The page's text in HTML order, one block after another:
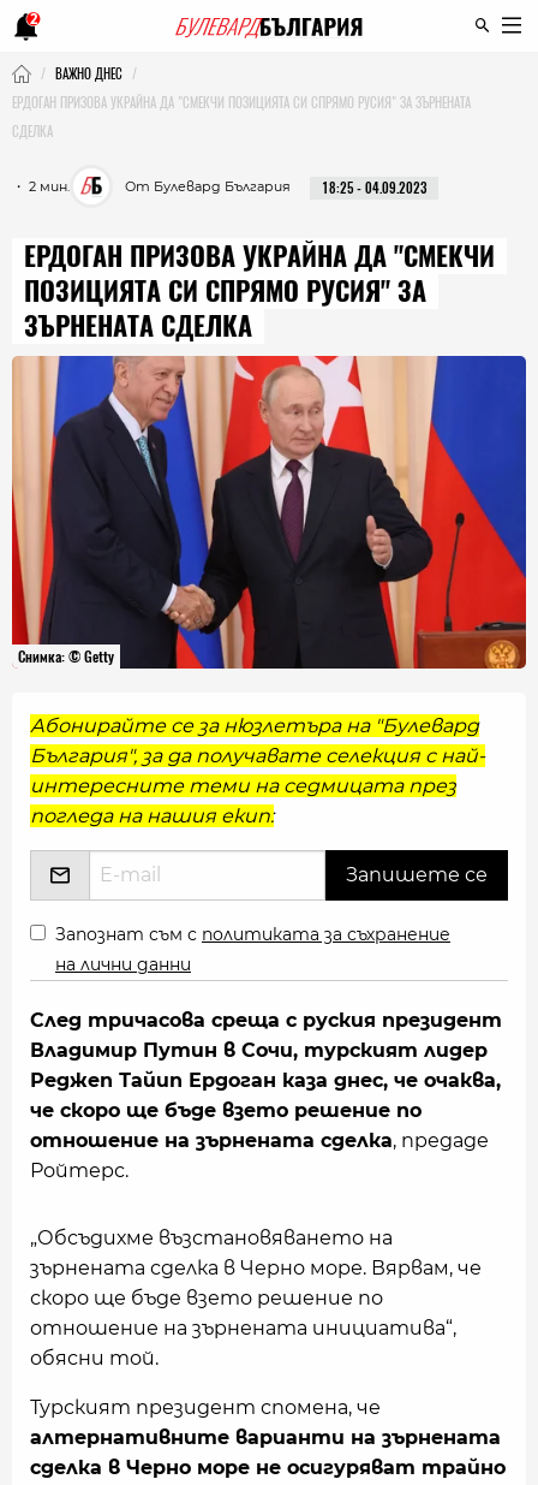
2
ВАЖНО ДНЕС
ЕРДОГАН ПРИЗОВА УКРАЙНА ДА "СМЕКЧИ ПОЗИЦИЯТА СИ СПРЯМО РУСИЯ" ЗА ЗЪРНЕНАТА
СДЕЛКА
・ 2 мин. От Булевард България 18:25 - 04.09.2023
ЕРДОГАН ПРИЗОВА УКРАЙНА ДА "СМЕКЧИ
ПОЗИЦИЯТА СИ СПРЯМО РУСИЯ" ЗА
ЗЪРНЕНАТА СДЕЛКА
Снимка: © Getty
Абонирайте се за нюзлетъра на "Булевард
България", за да получавате селекция с най-
интересните теми на седмицата през
погледа на нашия екип:
Запознат съм с политиката за съхранение
на лични данни
След тричасова среща с руския президент
Владимир Путин в Сочи, турският лидер
Реджеп Тайип Ердоган каза днес, че очаква,
че скоро ще бъде взето решение по
отношение на зърнената сделка, предаде
Ройтерс.
„Обсъдихме възстановяването на
зърнената сделка в Черно море. Вярвам, че
скоро ще бъде взето решение по
отношение на зърнената инициатива“,
обясни той.
Турският президент спомена, че
алтернативните варианти на зърнената
сделка в Черно море не осигуряват трайно